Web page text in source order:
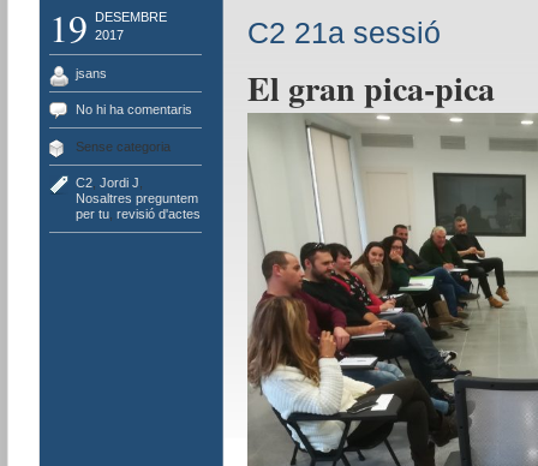
19
DESEMBRE
2017
jsans
No hi ha comentaris
Sense categoria
C2, Jordi J
Nosaltres preguntem
per tu, revisió d'actes
C2 21a sessió
El gran pica-pica